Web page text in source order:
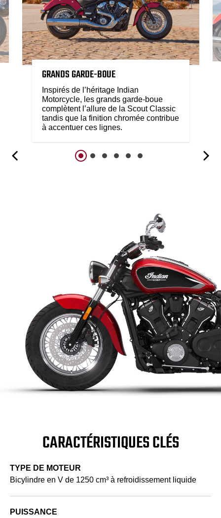
GRANDS GARDE-BOUE
Inspirés de l’héritage Indian
Motorcycle, les grands garde-boue
complètent l’allure de la Scout Classic
tandis que la finition chromée contribue
à accentuer ces lignes.
CARACTÉRISTIQUES CLÉS
TYPE DE MOTEUR
Bicylindre en V de 1250 cm³ à refroidissement liquide
PUISSANCE